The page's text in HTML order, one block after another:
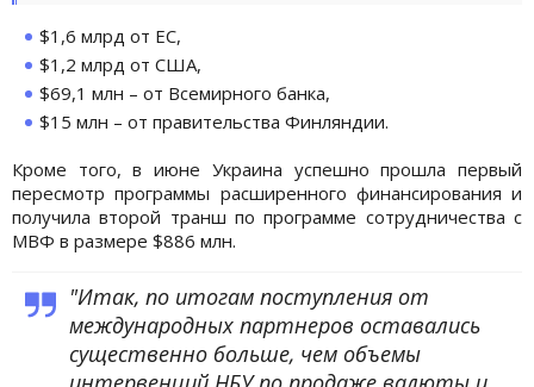
$1,6 млрд от ЕС,
$1,2 млрд от США,
$69,1 млн – от Всемирного банка,
$15 млн – от правительства Финляндии.
Кроме того, в июне Украина успешно прошла первый
пересмотр программы расширенного финансирования и
получила второй транш по программе сотрудничества с
МВФ в размере $886 млн.
"Итак, по итогам поступления от
международных партнеров оставались
существенно больше, чем объемы